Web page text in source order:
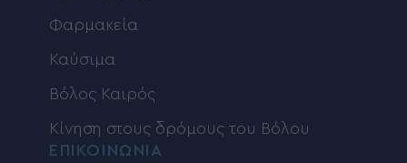
Φαρμακεία
Καύσιμα
Βόλος Καιρός
Κίνηση στους δρόμους του Βόλου
ΕΠΙΚΟΙΝΩΝΙΑ